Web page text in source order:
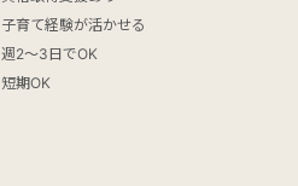
子育て経験が活かせる
週2～3日でOK
短期OK